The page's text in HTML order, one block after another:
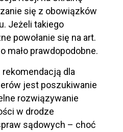
się z obowiązków
Jeżeli takiego
powołanie się na art.
mało prawdopodobne.
dla
jest poszukiwanie
rozwiązywanie
w drodze
sądowych – choć